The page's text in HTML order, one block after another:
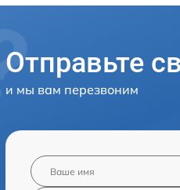
Отправьте
и мы вам перезвоним